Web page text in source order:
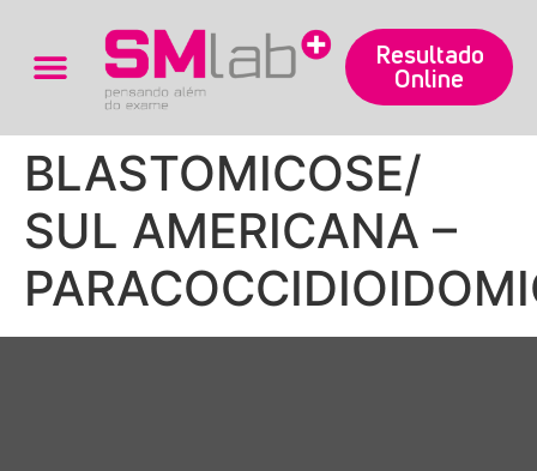
Resultado
Online
BLASTOMICOSE/
SUL AMERICANA –